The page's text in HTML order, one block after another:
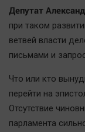
Online-консультация
Актуальная тема
Афиша
Блогеркуль
Быстрый
Вирус чтения
Вкусное
Депутат
при таком
ветвей власти
письмами и
Что или кто
перейти на
Отсутствие
парламента